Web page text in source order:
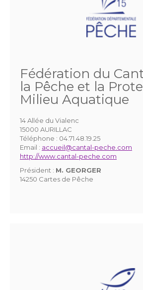
Fédération du
la Pêche et la
Milieu Aquatique
14 Allée du Vialenc
15000 AURILLAC
Téléphone : 04.71.48.19.25
Email : accueil@cantal-peche.com
http://www.cantal-peche.com
Président : M. GEORGER
14250 Cartes de Pêche